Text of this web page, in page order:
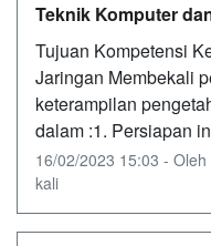
Teknik Komputer
Tujuan Kompetensi
Jaringan Membekali
keterampilan
dalam :1. Persiapan
16/02/2023 15:03 -
kali